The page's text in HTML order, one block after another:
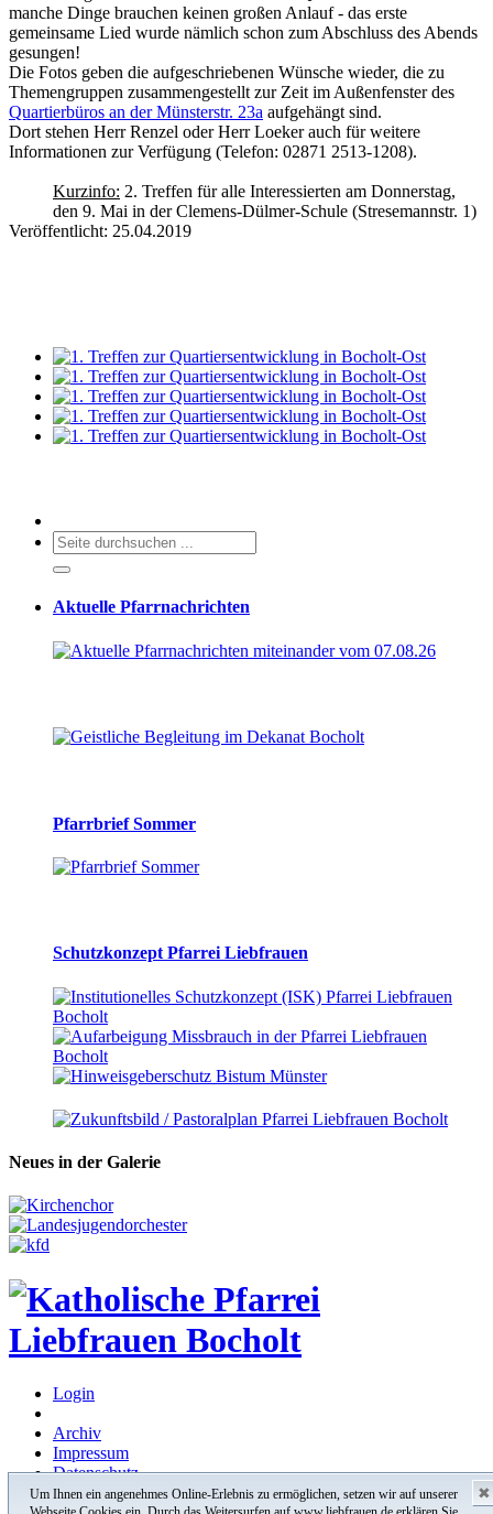
manche Dinge brauchen keinen großen Anlauf - das erste
gemeinsame Lied wurde nämlich schon zum Abschluss des Abends
gesungen!
Die Fotos geben die aufgeschriebenen Wünsche wieder, die zu
Themengruppen zusammengestellt zur Zeit im Außenfenster des
Quartierbüros an der Münsterstr. 23a aufgehängt sind.
Dort stehen Herr Renzel oder Herr Loeker auch für weitere
Informationen zur Verfügung (Telefon: 02871 2513-1208).
Kurzinfo: 2. Treffen für alle Interessierten am Donnerstag,
den 9. Mai in der Clemens-Dülmer-Schule (Stresemannstr. 1)
Veröffentlicht: 25.04.2019
Aktuelle Pfarrnachrichten
Pfarrbrief Sommer
Schutzkonzept Pfarrei Liebfrauen
Neues in der Galerie
Login
Archiv
Impressum
Datenschutz
Um Ihnen ein angenehmes Online-Erlebnis zu ermöglichen, setzen wir auf unserer
✖